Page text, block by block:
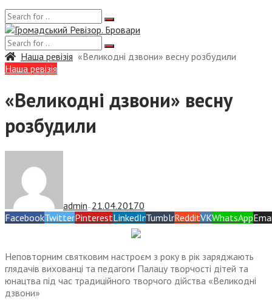
Наша ревізія «Великодні дзвони» весну розбудили
Наша ревізія
«Великодні дзвони» весну
розбудили
admin — 21.04.20170
FacebookTwitterPinterestLinkedInTumblrRedditVKWhatsApp
Неповторним святковим настроєм з року в рік заряджають
глядачів вихованці та педагоги Палацу творчості дітей та
юнацтва під час традиційного творчого дійства «Великодні
дзвони»